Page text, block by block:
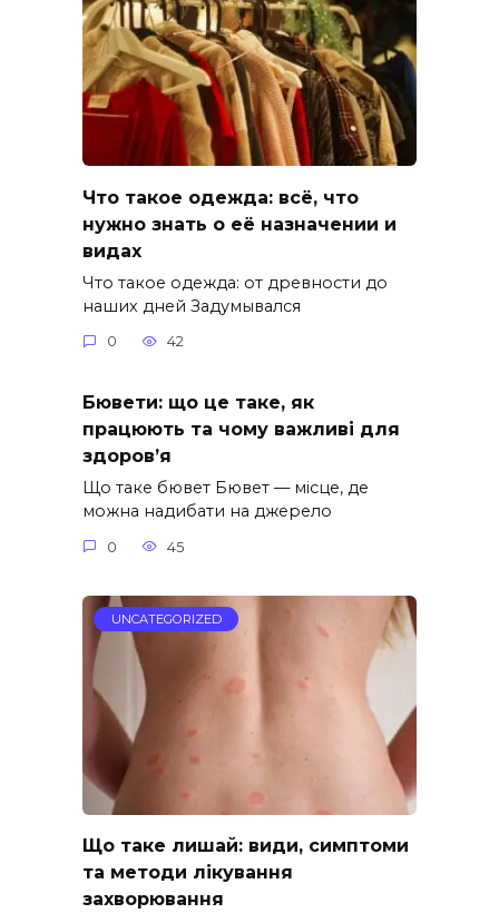
Что такое одежда: всё, что
нужно знать о её назначении и
видах
Что такое одежда: от древности до
наших дней Задумывался
0 42
Бювети: що це таке, як
працюють та чому важливі для
здоров’я
Що таке бювет Бювет — місце, де
можна надибати на джерело
0 45
UNCATEGORIZED
Що таке лишай: види, симптоми
та методи лікування
захворювання